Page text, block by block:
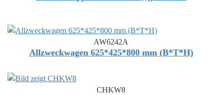
AW6242A
Allzweckwagen 625*425*800 mm (B*T*H)
CHKW8